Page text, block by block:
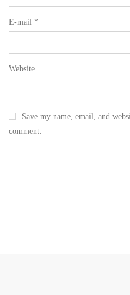
E-mail *
Website
Save my name, email, and
comment.